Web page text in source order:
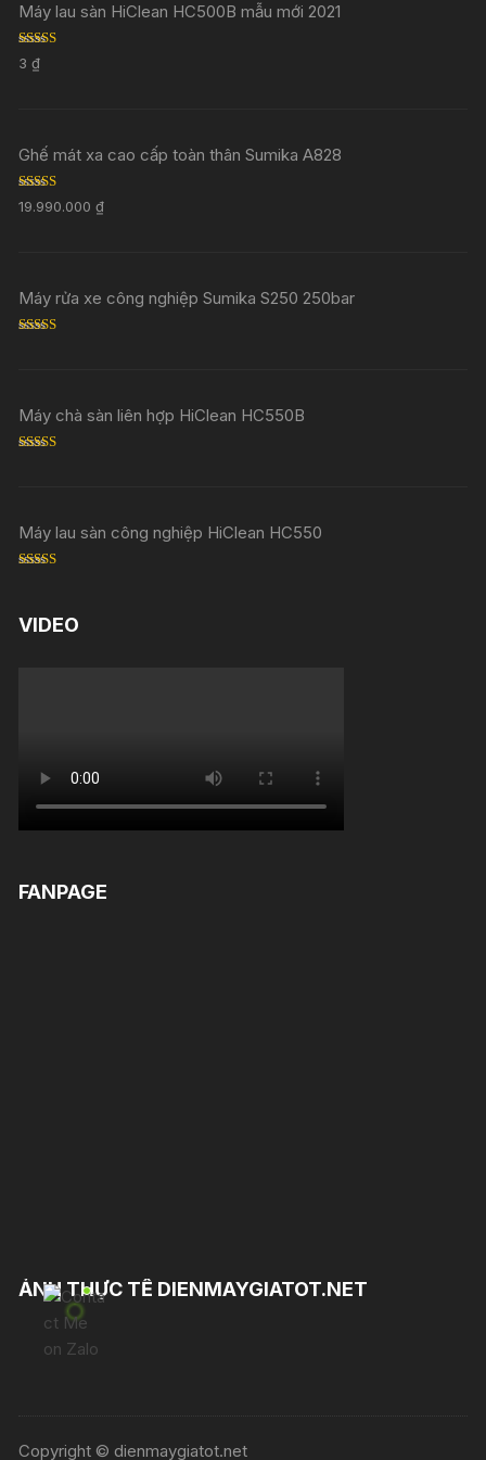
Máy lau sàn HiClean HC500B mẫu mới 2021
Rated
out of 5
3₫
Ghế mát xa cao cấp toàn thân Sumika A828
Rated5.00
out of 5
19.990.000₫
Máy rửa xe công nghiệp Sumika S250 250bar
Máy chà sàn liên hợp HiClean HC550B
Máy lau sàn công nghiệp HiClean HC550
VIDEO
FANPAGE
ẢNH THỰC TẾ DIENMAYGIATOT.NET
Copyright © dienmaygiatot.net